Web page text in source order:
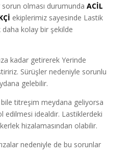
sorun olması durumunda ACİL
ekiplerimiz sayesinde Lastik
kolay bir şekilde
kadar getirerek Yerinde
Sürüşler nedeniyle sorunlu
gelebilir.
titreşim meydana geliyorsa
edilmesi idealdir. Lastiklerdeki
hizalamasından olabilir.
nedeniyle de bu sorunlar